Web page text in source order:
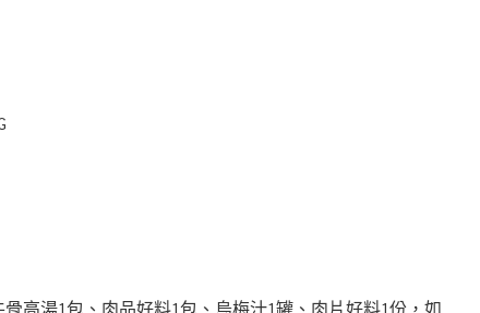
骨高湯1包、 肉品好料1包、烏梅汁1罐、肉片好料1份 ，如